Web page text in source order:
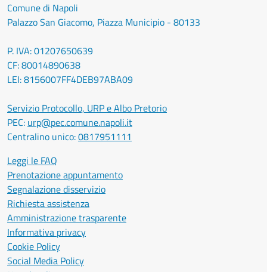
Comune di Napoli
Palazzo San Giacomo, Piazza Municipio - 80133
P. IVA: 01207650639
CF: 80014890638
LEI: 8156007FF4DEB97ABA09
Servizio Protocollo, URP e Albo Pretorio
PEC: urp@pec.comune.napoli.it
Centralino unico:0817951111
Leggi le FAQ
Prenotazione appuntamento
Segnalazione disservizio
Richiesta assistenza
Amministrazione trasparente
Informativa privacy
Cookie Policy
Social Media Policy